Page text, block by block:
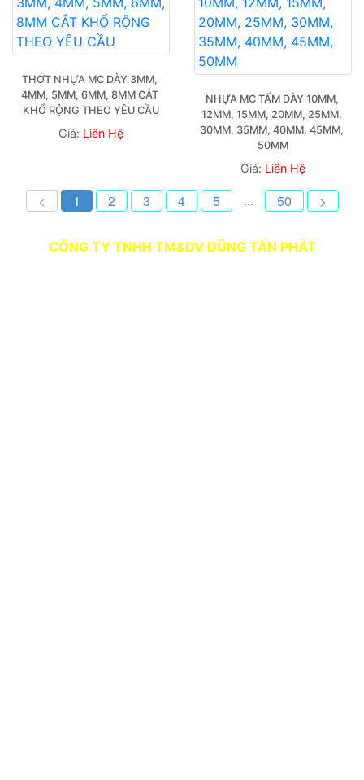
THỚT NHỰA MC DÀY 3MM,
4MM, 5MM, 6MM, 8MM CẮT
KHỔ RỘNG THEO YÊU CẦU
Giá: Liên Hệ
NHỰA MC TẤM DÀY 10MM,
12MM, 15MM, 20MM, 25MM,
30MM, 35MM, 40MM, 45MM,
50MM
Giá: Liên Hệ
< 1 2 3 4 5 ... 50 >
CÔNG TY TNHH TM&DV DŨNG TẤN PHÁT